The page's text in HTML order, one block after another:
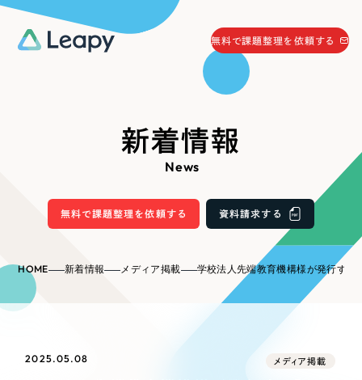
お役立ち情報
無料で課題整理を依頼する
058-215-0066
24時間受付
資料請求する
Webサイト制作
Company
新着情報
News
無料で課題整理を依頼する 資料請求する
HOME 新着情報 メディア掲載 学校法人先端教育機構様が発行する『月刊先端教育 2025年6月号』に、弊社が掲載されました。今号は「岐阜特集」ということで、弊社は「優秀な人材が活躍できる場を創出する」というテーマのもと、ビジネ
2025.05.08 メディア掲載